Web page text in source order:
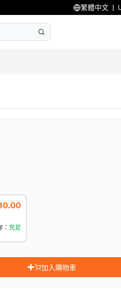
繁體中文 |
： 充足
加入購物車